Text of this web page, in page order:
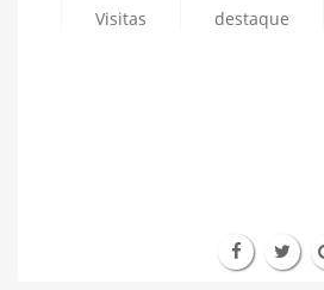
Visitas destaque